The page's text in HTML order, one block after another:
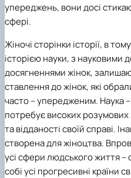
упереджень, вони досі
сфері.
Жіночі сторінки історії, в
історією науки, з
досягненнями жінок,
ставлення до жінок, які
часто – упередженим. Наука
потребує високих
та відданості своїй справі.
створена для жіноцтва.
усі сфери людського життя –
собі усі прогресивні країни